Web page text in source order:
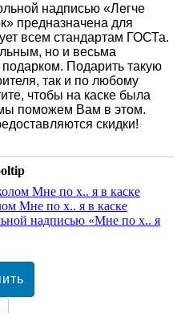
надписью «Легче
предназначена для
всем стандартам ГОСТа.
но и весьма
Подарить такую
так и по любому
чтобы на каске была
поможем Вам в этом.
скидки!
Мне по х.. я в каске
надписью «Мне по х.. я